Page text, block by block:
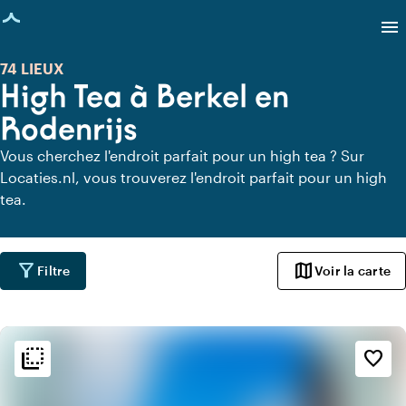
chargée
menu
High Tea à Berkel en
Rodenrijs
74 LIEUX
Vous cherchez l'endroit parfait pour un high tea ? Sur
Locaties.nl, vous trouverez l'endroit parfait pour un high
tea.
filter_alt Filtre mapVoir la carte
flip_to_back favorite_border
flip_to_back Ambiance
info
Chaleureux